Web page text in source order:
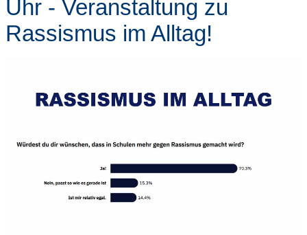
Uhr - Veranstaltung zu
Rassismus im Alltag!